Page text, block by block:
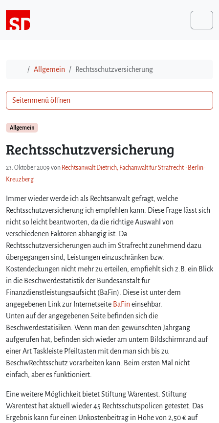
StartAllgemein Rechtsschutzversicherung
Allgemein
Rechtsschutzversicherung
23. Oktober 2009 von Rechtsanwalt Dietrich, Fachanwalt für Strafrecht - Berlin-
Kreuzberg
Immer wieder werde ich als Rechtsanwalt gefragt, welche
Rechtsschutzversicherung ich empfehlen kann. Diese Frage lässt sich
nicht so leicht beantworten, da die richtige Auswahl von
verschiedenen Faktoren abhängig ist. Da
Rechtsschutzversicherungen auch im Strafrecht zunehmend dazu
übergegangen sind, Leistungen einzuschränken bzw.
Kostendeckungen nicht mehr zu erteilen, empfiehlt sich z.B. ein Blick
in die Beschwerdestatistik der Bundesanstalt für
Finanzdienstleistungsaufsicht (BaFin). Diese ist unter dem
angegebenen Link zur Internetseite BaFin einsehbar.
Unten auf der angegebenen Seite befinden sich die
Beschwerdestatisiken. Wenn man den gewünschten Jahrgang
aufgerufen hat, befinden sich wieder am untern Bildschirmrand auf
einer Art Taskleiste Pfeiltasten mit den man sich bis zu
BeschwRechtsschutz vorarbeiten kann. Beim ersten Mal nicht
einfach, aber es funktioniert.
Eine weitere Möglichkeit bietet Stiftung Warentest. Stiftung
Warentest hat aktuell wieder 45 Rechtsschutspolicen getestet. Das
Ergebnis kann für einen Unkostenbeitrag in Höhe von 2,50 € auf
Seitenmenü öffnen